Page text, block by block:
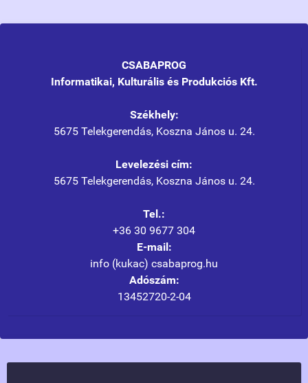
CSABAPROG
Informatikai, Kulturális és Produkciós Kft.
Székhely:
5675 Telekgerendás, Koszna János u. 24.
Levelezési cím:
5675 Telekgerendás, Koszna János u. 24.
Tel.:
+36 30 9677 304
E-mail:
info (kukac) csabaprog.hu
Adószám:
13452720-2-04